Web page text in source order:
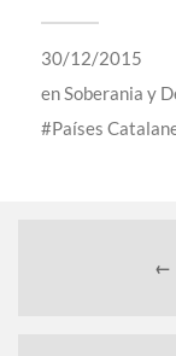
30/12/2015
enSoberania y
Países
←